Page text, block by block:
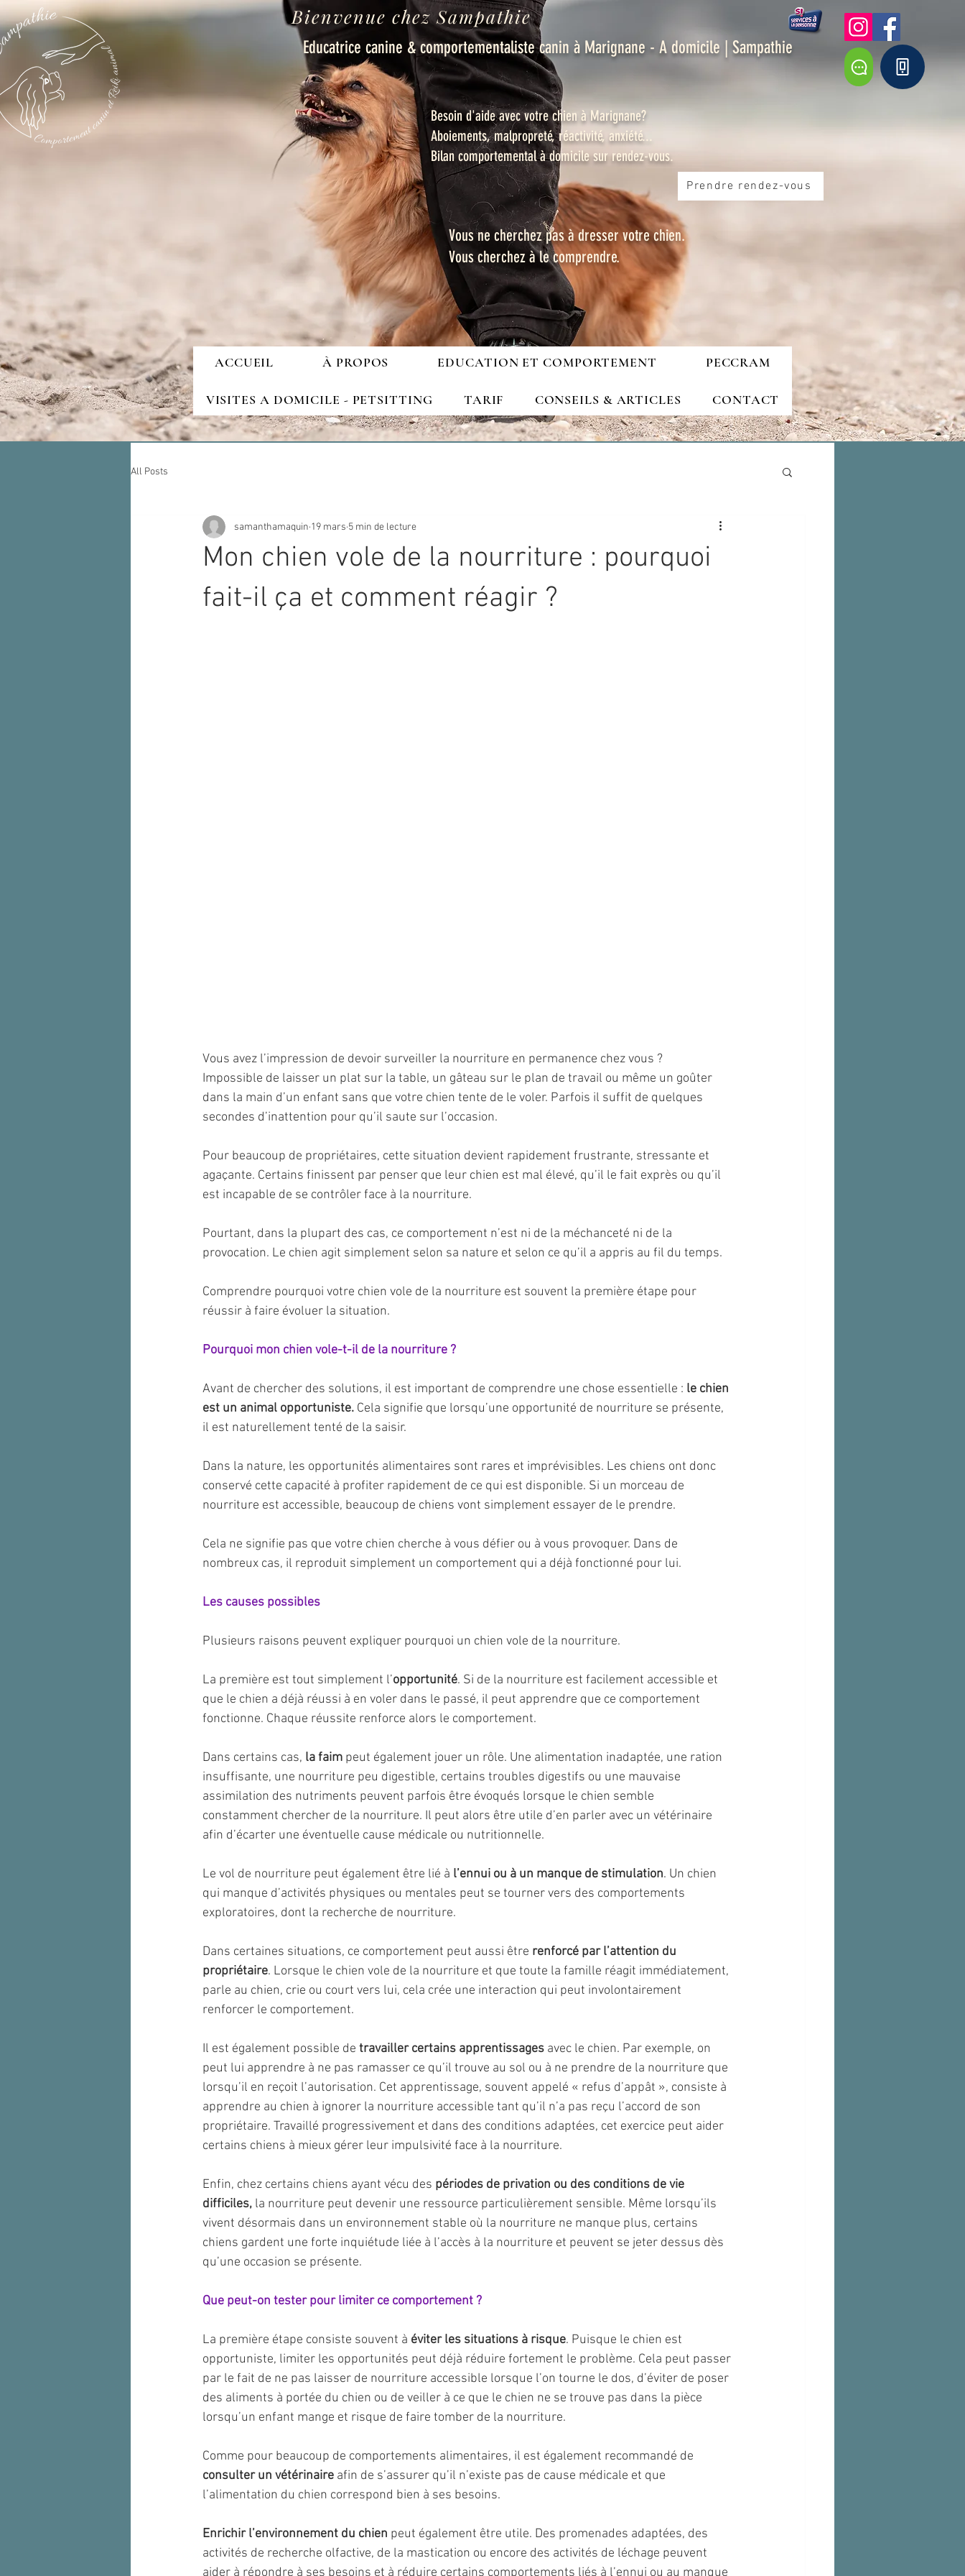
Bienvenue chez Sampathie
Educatrice canine & comportementaliste canin à Marignane - A domicile | Sampathie
Besoin d'aide avec votre chien à Marignane?
Aboiements, malpropreté, réactivité, anxiété...
Bilan comportemental à domicile sur rendez-vous.
Prendre rendez-vous
Vous ne cherchez pas à dresser votre chien.
Vous cherchez à le comprendre.
ACCUEIL À PROPOS EDUCATION ET COMPORTEMENT PECCRAM
VISITES A DOMICILE - PETSITTING TARIF CONSEILS & ARTICLES CONTACT
All Posts
Mon chien vole de la nourriture : pourquoi
fait-il ça et comment réagir ?
samanthamaquin 19 mars 5 min de lecture
Vous avez l’impression de devoir surveiller la nourriture en permanence chez vous ?
Impossible de laisser un plat sur la table, un gâteau sur le plan de travail ou même un goûter
dans la main d’un enfant sans que votre chien tente de le voler. Parfois il suffit de quelques
secondes d’inattention pour qu’il saute sur l’occasion.
Pour beaucoup de propriétaires, cette situation devient rapidement frustrante, stressante et
agaçante. Certains finissent par penser que leur chien est mal élevé, qu’il le fait exprès ou qu’il
est incapable de se contrôler face à la nourriture.
Pourtant, dans la plupart des cas, ce comportement n’est ni de la méchanceté ni de la
provocation. Le chien agit simplement selon sa nature et selon ce qu’il a appris au fil du temps.
Comprendre pourquoi votre chien vole de la nourriture est souvent la première étape pour
réussir à faire évoluer la situation.
Pourquoi mon chien vole-t-il de la nourriture ?
Avant de chercher des solutions, il est important de comprendre une chose essentielle : le chien
est un animal opportuniste. Cela signifie que lorsqu’une opportunité de nourriture se présente,
il est naturellement tenté de la saisir.
Dans la nature, les opportunités alimentaires sont rares et imprévisibles. Les chiens ont donc
conservé cette capacité à profiter rapidement de ce qui est disponible. Si un morceau de
nourriture est accessible, beaucoup de chiens vont simplement essayer de le prendre.
Cela ne signifie pas que votre chien cherche à vous défier ou à vous provoquer. Dans de
nombreux cas, il reproduit simplement un comportement qui a déjà fonctionné pour lui.
Les causes possibles
Plusieurs raisons peuvent expliquer pourquoi un chien vole de la nourriture.
La première est tout simplement l’opportunité. Si de la nourriture est facilement accessible et
que le chien a déjà réussi à en voler dans le passé, il peut apprendre que ce comportement
fonctionne. Chaque réussite renforce alors le comportement.
Dans certains cas, la faim peut également jouer un rôle. Une alimentation inadaptée, une ration
insuffisante, une nourriture peu digestible, certains troubles digestifs ou une mauvaise
assimilation des nutriments peuvent parfois être évoqués lorsque le chien semble
constamment chercher de la nourriture. Il peut alors être utile d’en parler avec un vétérinaire
afin d’écarter une éventuelle cause médicale ou nutritionnelle.
Le vol de nourriture peut également être lié à l’ennui ou à un manque de stimulation. Un chien
qui manque d’activités physiques ou mentales peut se tourner vers des comportements
exploratoires, dont la recherche de nourriture.
Dans certaines situations, ce comportement peut aussi être renforcé par l’attention du
propriétaire. Lorsque le chien vole de la nourriture et que toute la famille réagit immédiatement,
parle au chien, crie ou court vers lui, cela crée une interaction qui peut involontairement
renforcer le comportement.
Il est également possible de travailler certains apprentissages avec le chien. Par exemple, on
peut lui apprendre à ne pas ramasser ce qu’il trouve au sol ou à ne prendre de la nourriture que
lorsqu’il en reçoit l’autorisation. Cet apprentissage, souvent appelé « refus d’appât », consiste à
apprendre au chien à ignorer la nourriture accessible tant qu’il n’a pas reçu l’accord de son
propriétaire. Travaillé progressivement et dans des conditions adaptées, cet exercice peut aider
certains chiens à mieux gérer leur impulsivité face à la nourriture.
Enfin, chez certains chiens ayant vécu des périodes de privation ou des conditions de vie
difficiles, la nourriture peut devenir une ressource particulièrement sensible. Même lorsqu’ils
vivent désormais dans un environnement stable où la nourriture ne manque plus, certains
chiens gardent une forte inquiétude liée à l’accès à la nourriture et peuvent se jeter dessus dès
qu’une occasion se présente.
Que peut-on tester pour limiter ce comportement ?
La première étape consiste souvent à éviter les situations à risque. Puisque le chien est
opportuniste, limiter les opportunités peut déjà réduire fortement le problème. Cela peut passer
par le fait de ne pas laisser de nourriture accessible lorsque l’on tourne le dos, d’éviter de poser
des aliments à portée du chien ou de veiller à ce que le chien ne se trouve pas dans la pièce
lorsqu’un enfant mange et risque de faire tomber de la nourriture.
Comme pour beaucoup de comportements alimentaires, il est également recommandé de
consulter un vétérinaire afin de s’assurer qu’il n’existe pas de cause médicale et que
l’alimentation du chien correspond bien à ses besoins.
Enrichir l’environnement du chien peut également être utile. Des promenades adaptées, des
activités de recherche olfactive, de la mastication ou encore des activités de léchage peuvent
aider à répondre à ses besoins et à réduire certains comportements liés à l’ennui ou au manque